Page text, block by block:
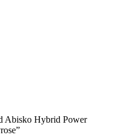
Abisko Hybrid Power